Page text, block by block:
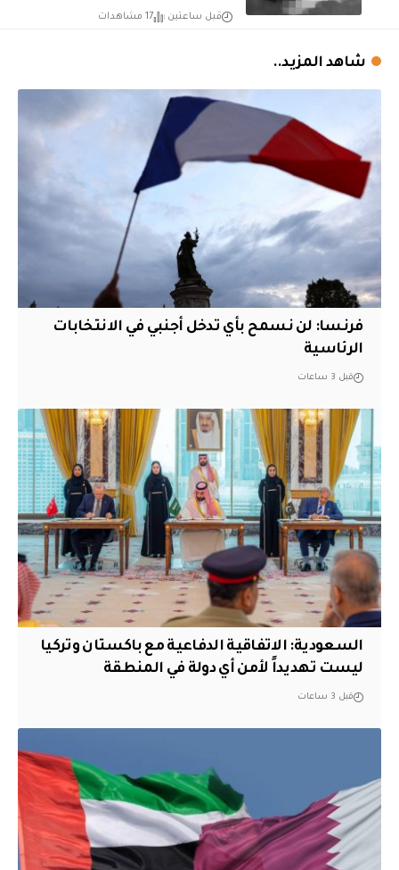
قبل ساعتين 17 مشاهدات
شاهد المزيد..
فرنسا: لن نسمح بأي تدخل أجنبي في الانتخابات
الرئاسية
قبل 3 ساعات
السعودية: الاتفاقية الدفاعية مع باكستان وتركيا
ليست تهديداً لأمن أي دولة في المنطقة
قبل 3 ساعات